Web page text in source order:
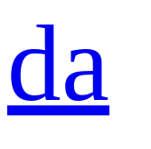
da